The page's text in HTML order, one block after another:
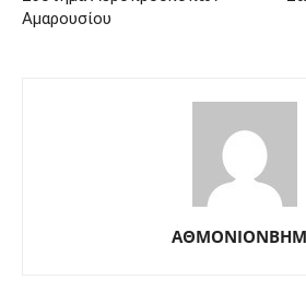
Αμαρουσίου